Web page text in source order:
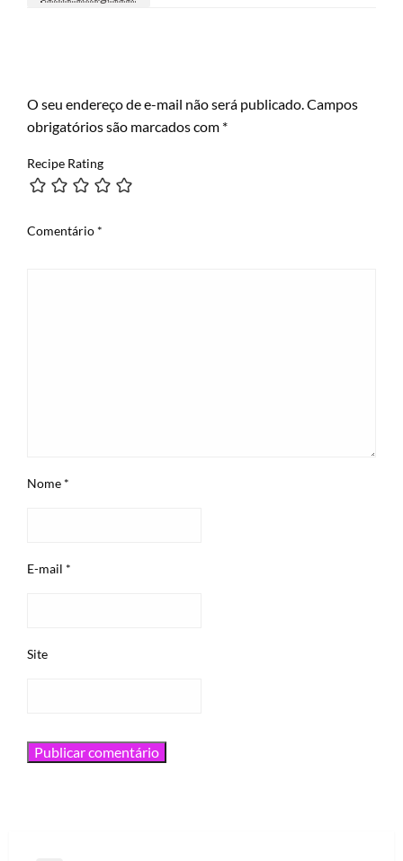
O seu endereço de e-mail não será publicado.Campos
obrigatórios são marcados com *
Recipe Rating
Comentário *
Nome *
E-mail *
Site